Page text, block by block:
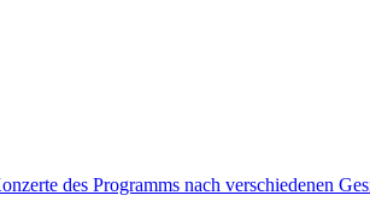
des Programms nach verschiedenen